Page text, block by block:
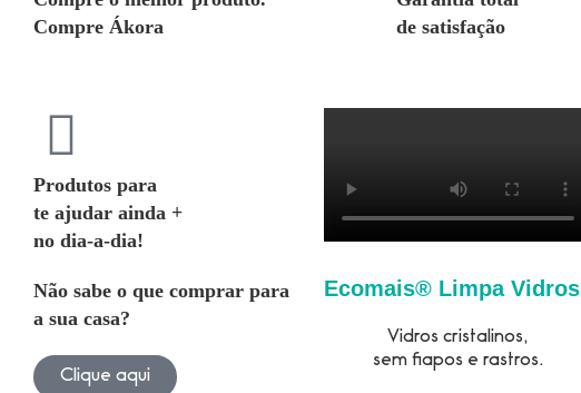
Compre Ákora
de satisfação
Produtos para
te ajudar ainda +
no dia-a-dia!
Não sabe o que comprar para
a sua casa?
Clique aqui
Ecomais® Limpa Vidros
Vidros cristalinos,
sem fiapos e rastros.